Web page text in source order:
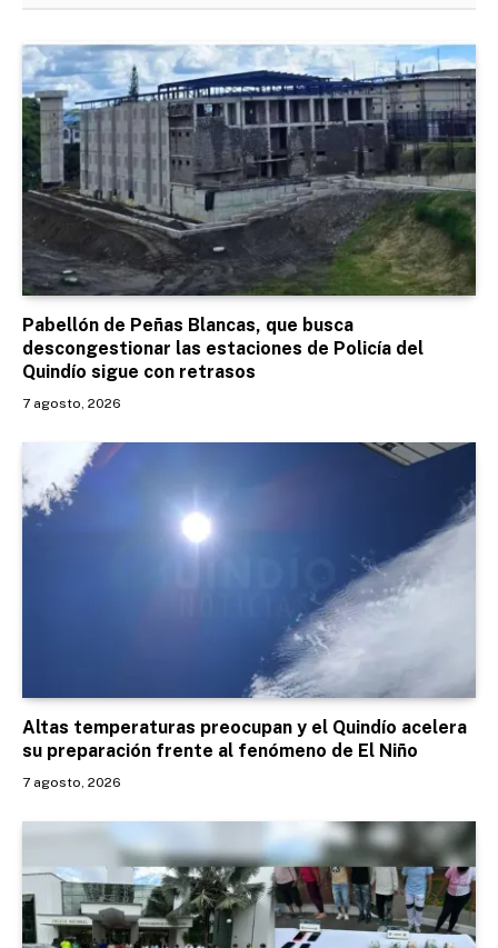
Pabellón de Peñas Blancas, que busca
descongestionar las estaciones de Policía del
Quindío sigue con retrasos
7 agosto, 2026
Altas temperaturas preocupan y el Quindío acelera
su preparación frente al fenómeno de El Niño
7 agosto, 2026